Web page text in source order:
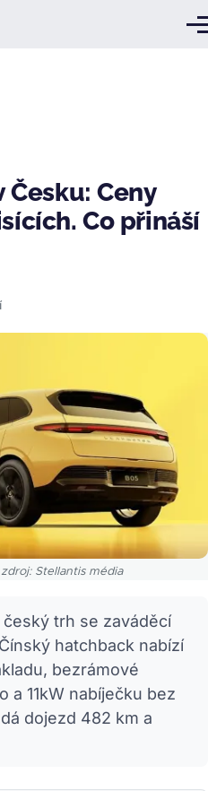
Česku: Ceny
Co přináší
Stellantis média
trh se zaváděcí
hatchback nabízí
bezrámové
a 11kW nabíječku bez
dojezd 482 km a